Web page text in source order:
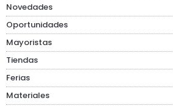
Novedades
Oportunidades
Mayoristas
Tiendas
Ferias
Materiales